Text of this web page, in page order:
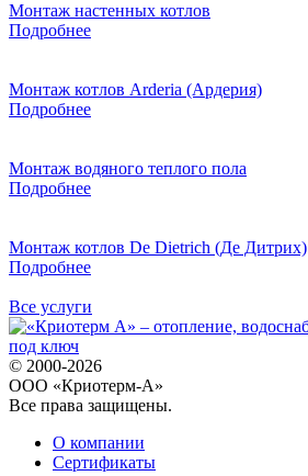
Монтаж настенных котлов
Подробнее
Монтаж котлов Arderia (Ардерия)
Подробнее
Монтаж водяного теплого пола
Подробнее
Монтаж котлов De Dietrich (Де Дитрих)
Подробнее
Все услуги
© 2000-2026
ООО «Криотерм-А»
Все права защищены.
О компании
Сертификаты